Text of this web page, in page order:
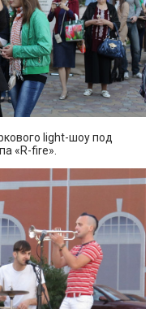
light-шоу под
«R-fire».